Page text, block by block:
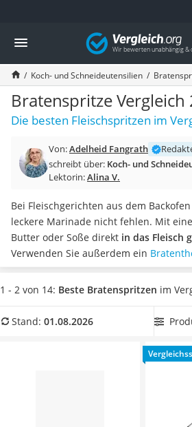
Die beliebtesten Vergleiche nach Kategorie
Haushalt
Wassersprudler
Zentralstaubsauger
Brotbackautomat
Wischroboter
Wäschespinne
Spülmaschinentabs
Akku-Staubsauger
AEG-Waschmaschine
Saug-Wisch-Roboter
Handstaubsauger
Milchaufschäumer
Kondenstrockner
Reiskocher
Tierhaarstaubsauger
Vergleich
Koch- und Schneideutensilien
Bratenspritze Vergleich
Die besten Fleischspritzen im
Von:Adelheid Fangrath
schreibt über: Koch- und
Lektorin:Alina V.
Bei Fleischgerichten aus dem
leckere Marinade nicht fehlen. Mit
Butter oder Soße direkt in das Fleisch
Verwenden Sie außerdem ein
optimalen Garpunkt zu erreichen.
ergibt sich mit dieser Zubereitungsart
Vorteil, dass sich die Marinade genau
* mit
1 - 2 von 14: Beste Bratenspritzen im
Stand: 01.08.2026